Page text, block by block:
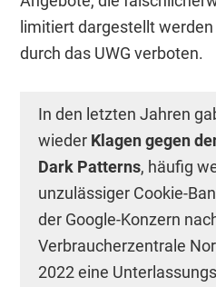
limitiert dargestellt
durch das UWG verboten.
In den letzten Jahren
wieder Klagen gegen
Dark Patterns, häufig
unzulässiger Cookie-
der Google-Konzern
Verbraucherzentrale
2022 eine